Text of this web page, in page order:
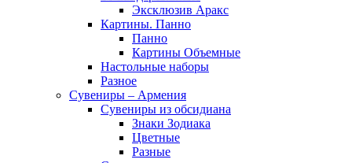
Эксклюзив Аракс
Картины. Панно
Панно
Картины Объемные
Настольные наборы
Разное
Сувениры – Армения
Сувениры из обсидиана
Знаки Зодиака
Цветные
Разные